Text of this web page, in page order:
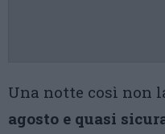
Una notte così non
agosto e quasi